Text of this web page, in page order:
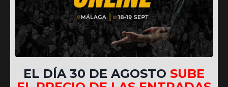
Más recursos
Contenidos recientes
EL DÍA 30 DE AGOSTO SUBE